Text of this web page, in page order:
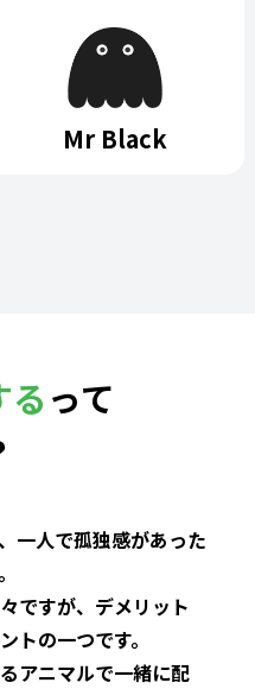
Mr Black
って
一人で孤独感があった
ですが、デメリット
トの一つです。
アニマルで一緒に配